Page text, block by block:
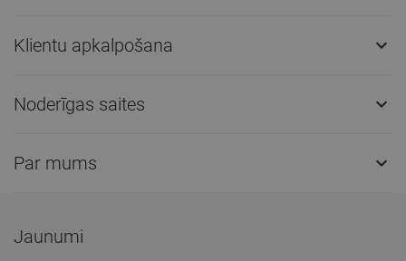
Klientu apkalpošana 
Noderīgas saites 
Par mums 
Jaunumi